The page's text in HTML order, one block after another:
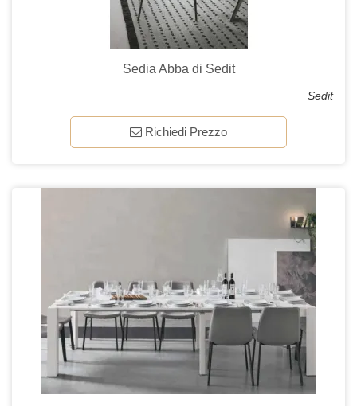
Sedia Abba di Sedit
Sedit
Richiedi Prezzo